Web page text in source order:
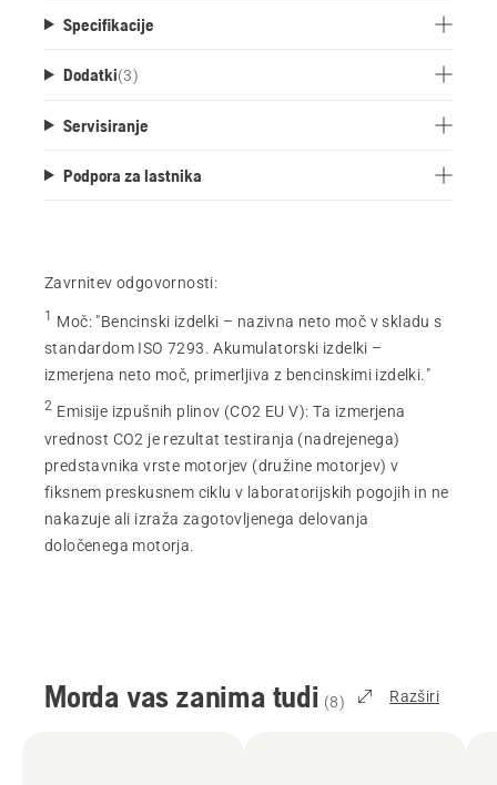
Specifikacije
Dodatki(3)
Servisiranje
Podpora za lastnika
Zavrnitev odgovornosti:
1 Moč: "Bencinski izdelki – nazivna neto moč v skladu s
standardom ISO 7293. Akumulatorski izdelki –
izmerjena neto moč, primerljiva z bencinskimi izdelki."
2 Emisije izpušnih plinov (CO2 EU V): Ta izmerjena
vrednost CO2 je rezultat testiranja (nadrejenega)
predstavnika vrste motorjev (družine motorjev) v
fiksnem preskusnem ciklu v laboratorijskih pogojih in ne
nakazuje ali izraža zagotovljenega delovanja
določenega motorja.
Morda vas zanima tudi (8) Razširi